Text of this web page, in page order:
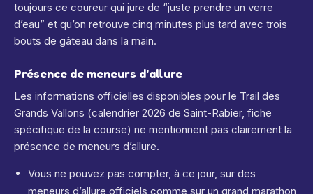
toujours ce coureur qui jure de “juste prendre un verre
d’eau” et qu’on retrouve cinq minutes plus tard avec trois
bouts de gâteau dans la main.
Présence de meneurs d’allure
Les informations officielles disponibles pour le Trail des
Grands Vallons (calendrier 2026 de Saint-Rabier, fiche
spécifique de la course) ne mentionnent pas clairement la
présence de meneurs d’allure.
Vous ne pouvez pas compter, à ce jour, sur des
meneurs d’allure officiels comme sur un grand marathon